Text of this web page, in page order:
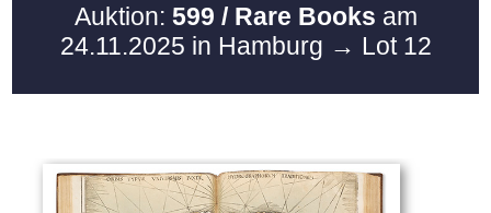
Auktion: 599 / Rare Books am
24.11.2025 in Hamburg → Lot 12